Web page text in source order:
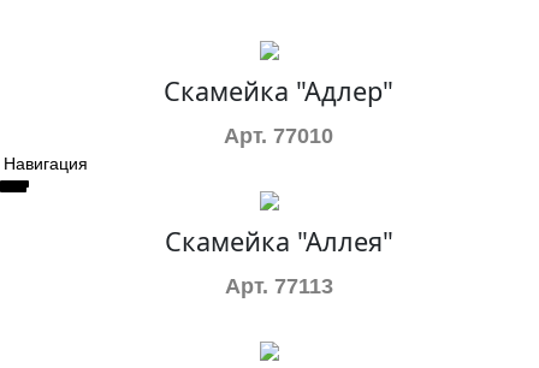
Навигация
Скамейка "Адлер"
Арт. 77010
Скамейка "Аллея"
Арт. 77113